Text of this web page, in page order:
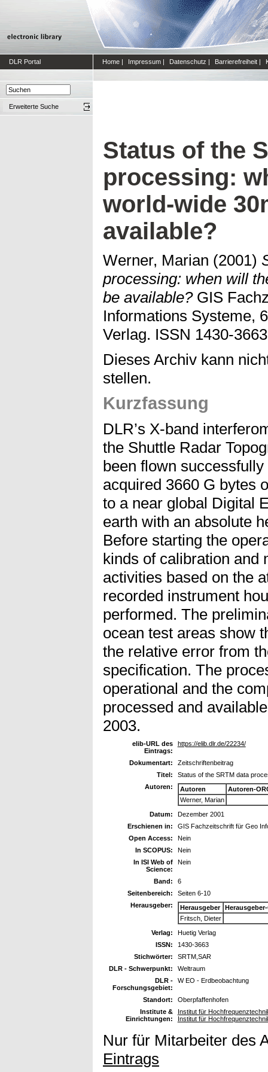
DLR Portal Home | Impressum | Datenschutz | Barrierefreiheit |
Erweiterte Suche
Status of the
processing:
world-wide
available?
Werner, Marian (2001)
processing: when will
be available?GIS
Informations Systeme,
Verlag. ISSN 1430-
Dieses Archiv kann
stellen.
Kurzfassung
DLR’s X-band
the Shuttle Radar
been flown
acquired 3660 G bytes
to a near global Digital
earth with an absolute
Before starting the
kinds of calibration and
activities based on the
recorded instrument
performed. The
ocean test areas show
the relative error from
specification. The
operational and the
processed and
2003.
elib-URL des
Eintrags:
https://elib.dlr.de/22234/
Dokumentart:
Zeitschriftenbeitrag
Titel:
Status of the SRTM data
Autoren:
Autoren
Autoren-
Werner, Marian
Datum:
Dezember 2001
Erschienen in:
GIS Fachzeitschrift für Geo
Open Access:
Nein
In SCOPUS:
Nein
In ISI Web of
Science:
Nein
Band:
6
Seitenbereich:
Seiten 6-10
Herausgeber:
Herausgeber
Fritsch, Dieter
Verlag:
Huetig Verlag
ISSN:
1430-3663
Stichwörter:
SRTM,SAR
DLR - Schwerpunkt:
Weltraum
DLR -
Forschungsgebiet:
W EO - Erdbeobachtung
Standort:
Oberpfaffenhofen
Institute &
Einrichtungen:
Institut für
Institut für
Nur für Mitarbeiter des
Eintrags